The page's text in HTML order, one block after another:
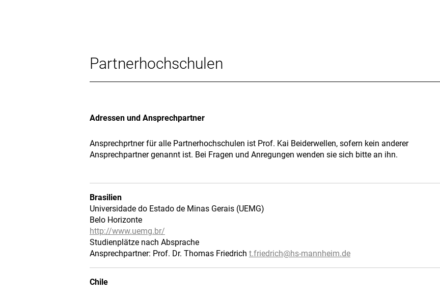
Partnerhochschulen
Adressen und Ansprechpartner
Ansprechprtner für alle Partnerhochschulen ist Prof. Kai Beiderwellen, sofern kein anderer
Ansprechpartner genannt ist. Bei Fragen und Anregungen wenden sie sich bitte an ihn.
Brasilien
Universidade do Estado de Minas Gerais (UEMG)
Belo Horizonte
http://www.uemg.br/
Studienplätze nach Absprache
Ansprechpartner: Prof. Dr. Thomas Friedrich t.friedrich@hs-mannheim.de
Chile